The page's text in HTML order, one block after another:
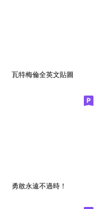
瓦特梅倫全英文貼圖
勇敢永遠不過時！